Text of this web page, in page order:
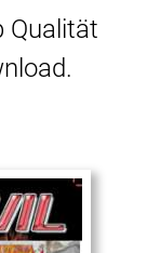
Qualität